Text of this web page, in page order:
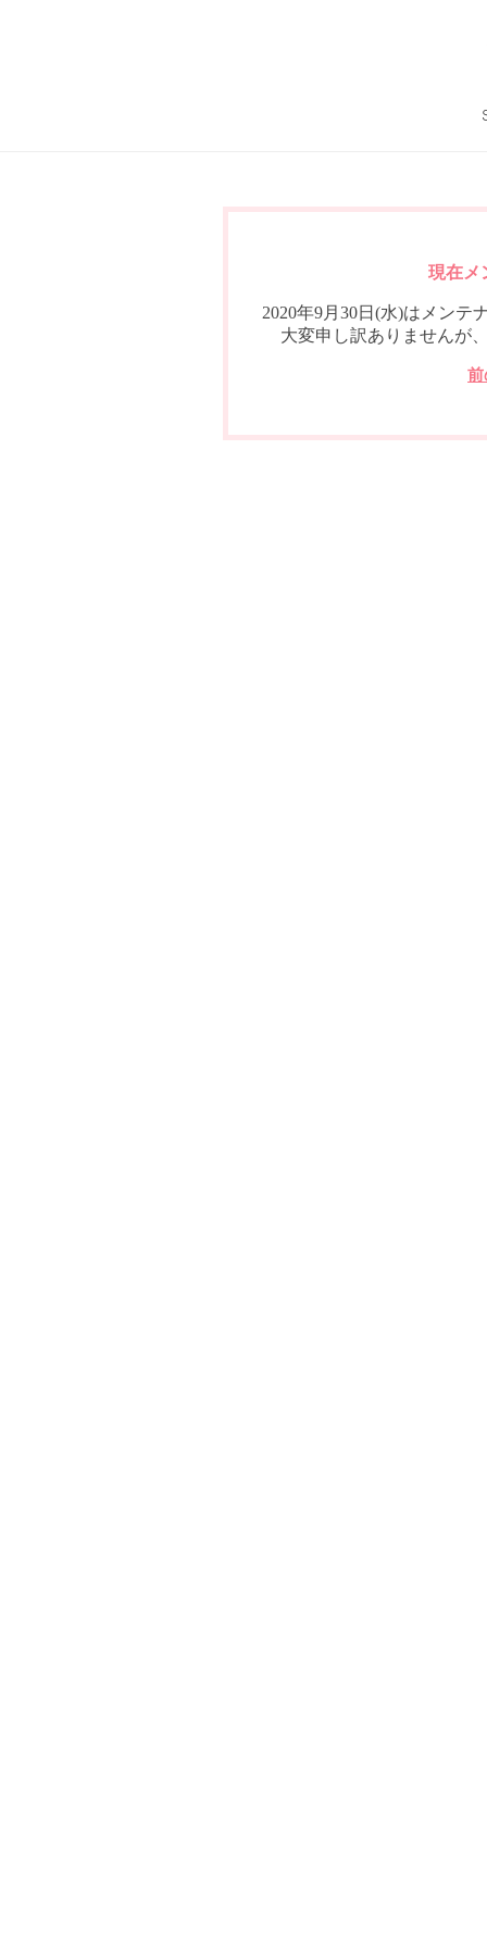
現在メ
2020年9月30日(水)はメンテ
大変申し訳ありませんが
前